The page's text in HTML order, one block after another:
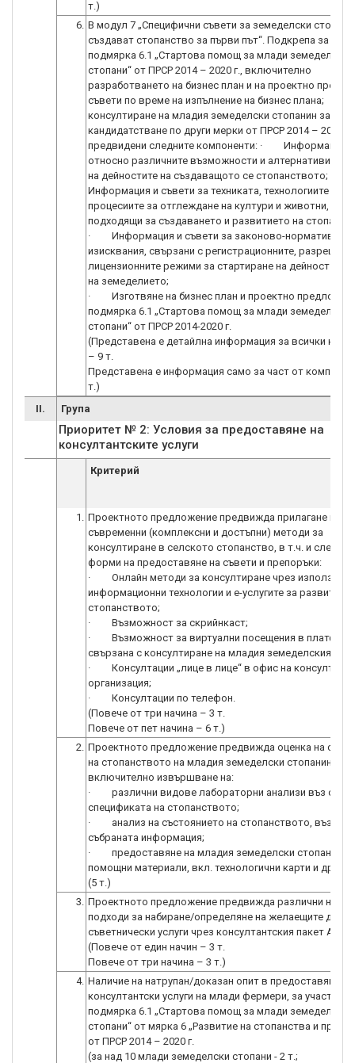
т.)
6. В модул 7 „Специфични съвети за земеделски
създават стопанство за първи път“. Подкрепа за
подмярка 6.1 „Стартова помощ за млади земеделски
стопани“ от ПРСР 2014 – 2020 г., включително
разработването на бизнес план и на проектно
съвети по време на изпълнение на бизнес плана;
консултиране на младия земеделски стопанин за
кандидатстване по други мерки от ПРСР 2014 – 2020 г.
предвидени следните компоненти: · Информация и
относно различните възможности и алтернативи за
на дейностите на създаващото се стопанството; ·
Информация и съвети за техниката, технологиите и
процесиите за отглеждане на култури и животни,
подходящи за създаването и развитието на
· Информация и съвети за законово-нормативните
изисквания, свързани с регистрационните,
лицензионните режими за стартиране на дейност в
на земеделието;
· Изготвяне на бизнес план и проектно
подмярка 6.1 „Стартова помощ за млади земеделски
стопани“ от ПРСР 2014-2020 г.
(Представена е детайлна информация за всички
– 9 т.
Представена е информация само за част от
т.)
II.
Група
Приоритет № 2: Условия за предоставяне на
консултантските услуги
Критерий
1. Проектното предложение предвижда прилагане на
съвременни (комплексни и достъпни) методи за
консултиране в селското стопанство, в т.ч. и
форми на предоставяне на съвети и препоръки:
· Онлайн методи за консултиране чрез
информационни технологии и е-услугите за развитие
стопанството;
· Възможност за скрийнкаст;
· Възможност за виртуални посещения в
свързана с консултиране на младия земеделския
· Консултации „лице в лице“ в офис на
организация;
· Консултации по телефон.
(Повече от три начина – 3 т.
Повече от пет начина – 6 т.)
2. Проектното предложение предвижда оценка на
на стопанството на младия земеделски стопанин,
включително извършване на:
· различни видове лабораторни анализи въз
спецификата на стопанството;
· анализ на състоянието на стопанството, въз
събраната информация;
· предоставяне на младия земеделски стопанин на
помощни материали, вкл. технологични карти и др.
(5 т.)
3. Проектното предложение предвижда различни
подходи за набиране/определяне на желаещите да
съветнически услуги чрез консултантския пакет А2Б.
(Повече от един начин – 3 т.
Повече от три начина – 3 т.)
4. Наличие на натрупан/доказан опит в предоставяне на
консултантски услуги на млади фермери, за участие
подмярка 6.1 „Стартова помощ за млади земеделски
стопани“ от мярка 6 „Развитие на стопанства и
от ПРСР 2014 – 2020 г.
(за над 10 млади земеделски стопани - 2 т.;